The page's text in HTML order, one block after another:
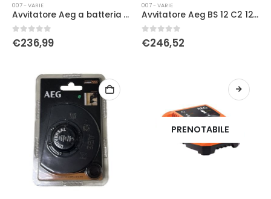
007 - VARIE
Avvitatore Aeg a batteria BS12G3LI-202C 12V
0Su 5
€236,99
007 - VARIE
Avvitatore Aeg BS 12 C2 12V LI SENZA BATTENTE
0Su 5
€246,52
PRENOTABILE